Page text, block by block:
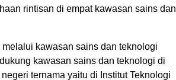
rintisan di empat kawasan sains dan
kawasan sains dan teknologi
kawasan sains dan teknologi di
ternama yaitu di Institut Teknologi